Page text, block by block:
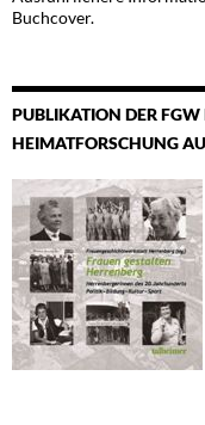
Buchcover.
PUBLIKATION DER FGW
HEIMATFORSCHUNG